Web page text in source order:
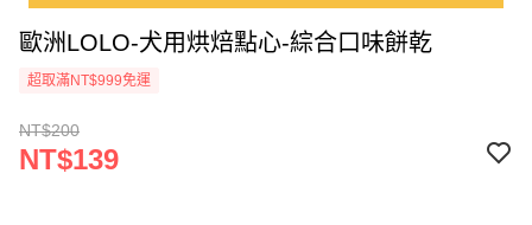
歐洲LOLO-犬用烘焙點心-綜合口味餅乾
超取滿NT$999免運
NT$200
NT$139